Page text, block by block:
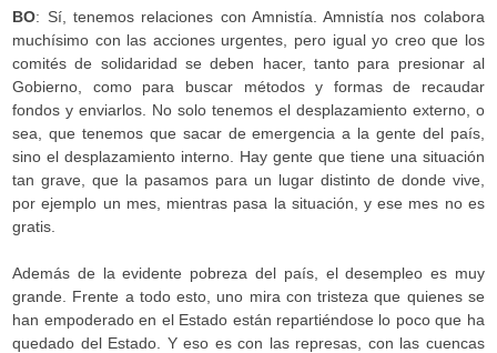
BO: Sí, tenemos relaciones con Amnistía. Amnistía nos colabora
muchísimo con las acciones urgentes, pero igual yo creo que los
comités de solidaridad se deben hacer, tanto para presionar al
Gobierno, como para buscar métodos y formas de recaudar
fondos y enviarlos. No solo tenemos el desplazamiento externo, o
sea, que tenemos que sacar de emergencia a la gente del país,
sino el desplazamiento interno. Hay gente que tiene una situación
tan grave, que la pasamos para un lugar distinto de donde vive,
por ejemplo un mes, mientras pasa la situación, y ese mes no es
gratis.
Además de la evidente pobreza del país, el desempleo es muy
grande. Frente a todo esto, uno mira con tristeza que quienes se
han empoderado en el Estado están repartiéndose lo poco que ha
quedado del Estado. Y eso es con las represas, con las cuencas